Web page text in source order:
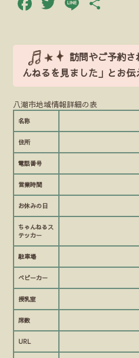
訪問やご予約
んねるを見ました」とお
八潮市地域情報詳細の表
名称
住所
電話番号
営業時間
お休みの日
ちゃんねるス
テッカー
駐車場
ベビーカー
授乳室
席数
URL